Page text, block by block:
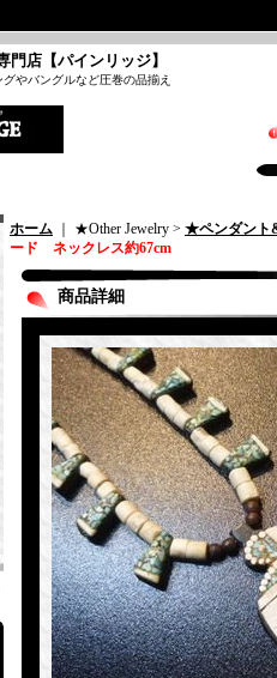
門店【パインリッジ】
やバングルなど圧巻の品揃え
ホーム ｜ ★Other Jewelry > ★ペンダント
ード ネックレス約67cm
商品詳細